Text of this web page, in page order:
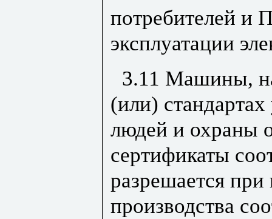
потребителей и
эксплуатации
3.11 Машины,
(или)
людей и охраны
сертификаты
разрешается
производства